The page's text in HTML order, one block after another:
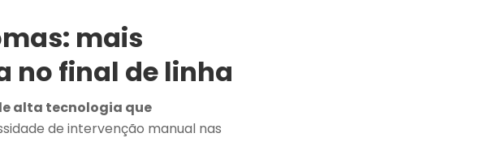
mais
no final de linha
alta tecnologia que
de intervenção manual nas